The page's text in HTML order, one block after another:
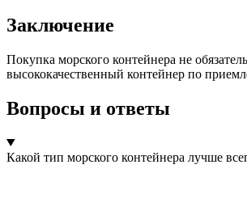
Заключение
Покупка морского контейнера не
высококачественный контейнер по
Вопросы и ответы
Какой тип морского контейнера лучше